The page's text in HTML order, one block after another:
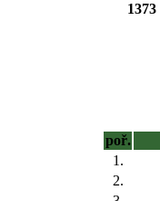
poř.
1.
2.